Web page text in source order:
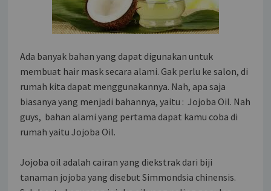
Ada banyak bahan yang dapat digunakan untuk
membuat hair mask secara alami. Gak perlu ke salon, di
rumah kita dapat menggunakannya. Nah, apa saja
biasanya yang menjadi bahannya, yaitu : Jojoba Oil. Nah
guys, bahan alami yang pertama dapat kamu coba di
rumah yaitu Jojoba Oil.
Jojoba oil adalah cairan yang diekstrak dari biji
tanaman jojoba yang disebut Simmondsia chinensis.